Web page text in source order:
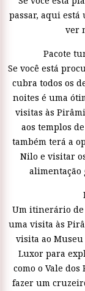
passar, aqui
ver
Pacote
Se você está
cubra todos os
noites é uma
visitas às
aos templos
também terá a
Nilo e visitar
alimentação
Um itinerário de
uma visita às
visita ao Museu
Luxor para
como o Vale
fazer um